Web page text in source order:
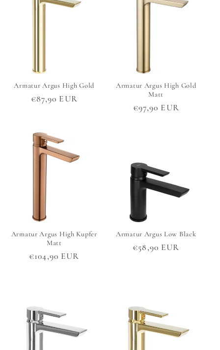
Armatur Argus High Gold
Normaler
€87,90 EUR
Armatur Argus High Gold
Matt
Normaler
€97,90 EUR
Armatur Argus High Kupfer
Matt
Normaler
€104,90 EUR
Armatur Argus Low Black
Normaler
€58,90 EUR